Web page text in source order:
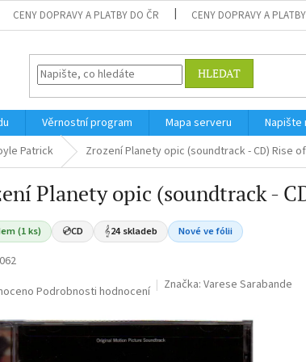
CENY DOPRAVY A PLATBY DO ČR CENY DOPRAVY A
HLEDAT
Věrnostní program Mapa serveru Napište
Patrick
Zrození Planety opic (soundtrack - CD) Rise
Planety opic (soundtrack -
(1 ks) 💿CD 𝄞24 skladeb Nové ve fólii
Podrobnosti hodnocení Značka: Varese Sarabande